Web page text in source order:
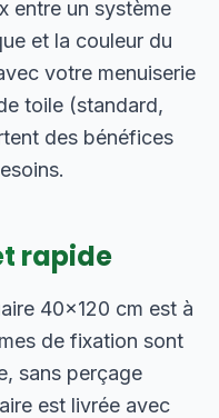
entre un système
et la couleur du
votre menuiserie
toile (standard,
des bénéfices
rapide
40×120 cm est à
de fixation sont
sans perçage
est livrée avec